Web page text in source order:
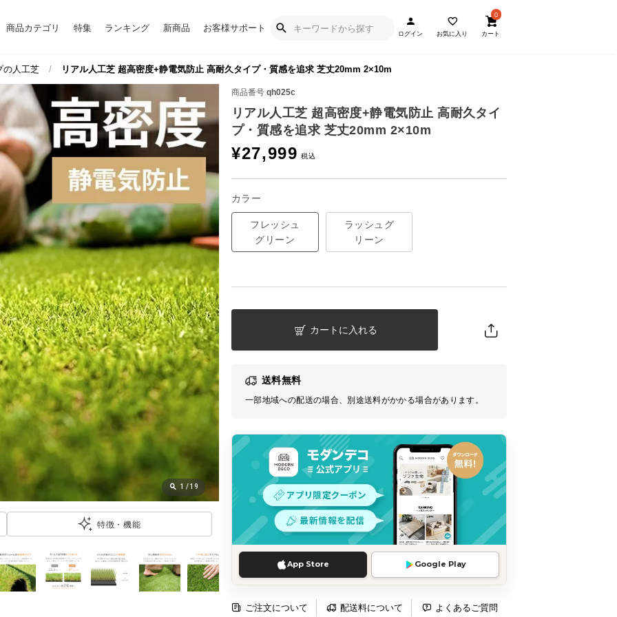
商品カテゴリ 特集 ランキング 新商品 お客様サポート
ログイン お気に入り
0
カート
の人工芝 リアル人工芝 超高密度+静電気防止 高耐久タイプ・質感を追求 芝丈20mm 2×10m
商品番号 qh025c
リアル人工芝 超高密度+静電気防止 高耐久タイ
プ・質感を追求 芝丈20mm 2×10m
¥27,999
カラー
フレッシュ
グリーン
ラッシュグ
リーン
カートに入れる
送料無料
一部地域への配送の場合、別途送料がかかる場合があります。
App Store Google Play
ご注文について 配送料について よくあるご質問
1 /19
特徴・機能